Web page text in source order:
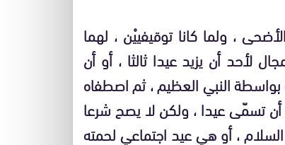
، ولما كانا توقيفييْن ، لهما
لأحد أن يزيد عيدا ثالثا ، أو أن
بواسطة النبي العظيم ، ثم اصطفاه
تسمّى عيدا ، ولكن لا يصح شرعا
، أو هي عيد اجتماعي لحمته